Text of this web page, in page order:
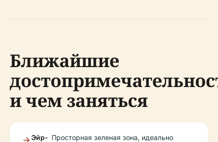
Ближайшие
и чем заняться
Эйр- Просторная зеленая зона, идеально